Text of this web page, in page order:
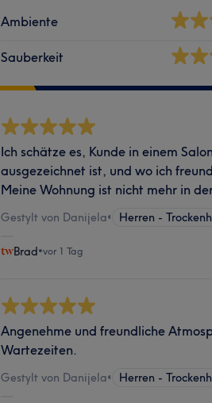
Ambiente
Sauberkeit
Ich schätze es, Kunde in einem
ausgezeichnet ist, und wo ich
Meine Wohnung ist nicht mehr in
Gestylt von Danijela• Herren -
Brad•vor 1 Tag
Angenehme und freundliche
Wartezeiten.
Gestylt von Danijela• Herren -